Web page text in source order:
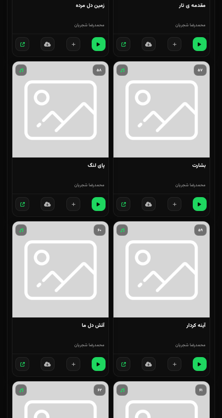
مقدمه ی تار
محمدرضا شجریان
زمین دل مرده
محمدرضا شجریان
۵۷
بشارت
محمدرضا شجریان
۵۸
پای لنگ
محمدرضا شجریان
۵۹
آینه کردار
محمدرضا شجریان
۶۰
آتش دل ما
محمدرضا شجریان
۶۱ ۶۲